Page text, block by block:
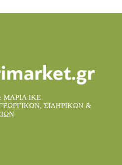
IKE
ΣΙΔΗΡΙΚΩΝ &